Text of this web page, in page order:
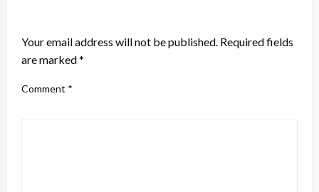
Your email address will not be published. Required fields
are marked*
Comment *